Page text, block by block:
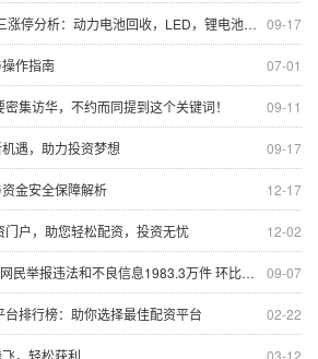
09-17
分析：动力电池回收，LED，锂电池概念热股
07-01
作指南
09-11
集访华，不约而同提到这个关键词！
09-17
遇，助力投资梦想
12-17
金安全保障解析
12-02
户，助您轻松配资，投资无忧
09-07
报违法和不良信息1983.3万件 环比增长4.2%
02-22
排行榜：助你选择最佳配资平台
03-12
，轻松获利